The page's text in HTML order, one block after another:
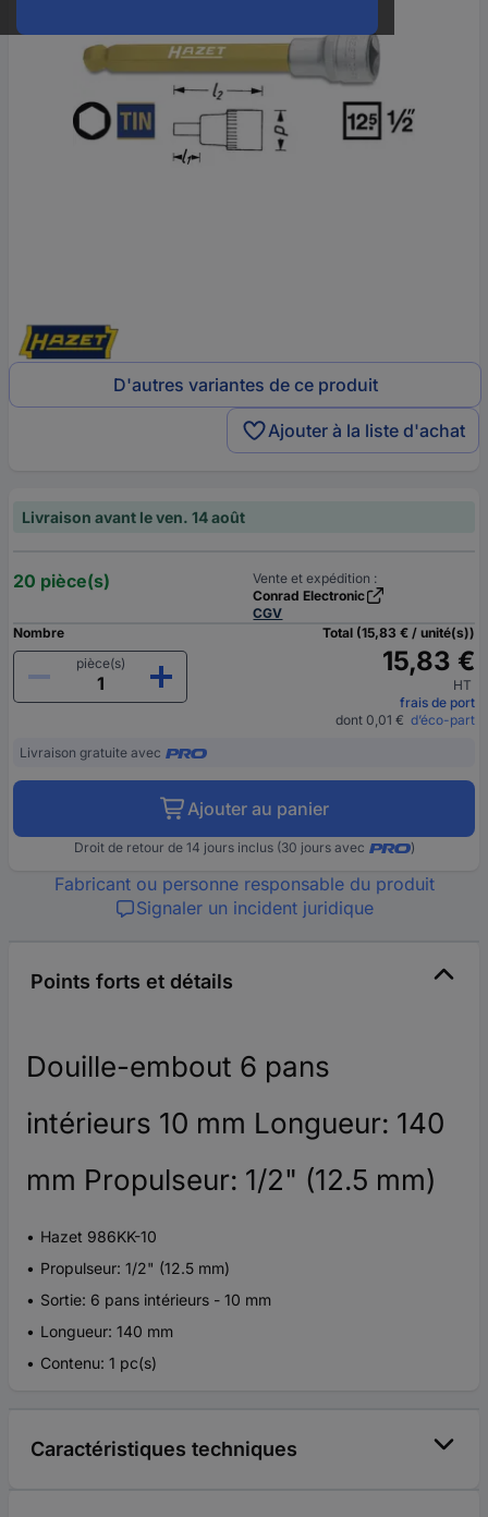
D'autres variantes de ce produit
Ajouter à la liste d'achat
Livraison avant le ven. 14 août
20 pièce(s)
Vente et expédition :
Conrad Electronic
CGV
Nombre
pièce(s)
Total (15,83 € / unité(s))
15,83 €
HT
frais de port
dont 0,01 € d’éco-part
Livraison gratuite avec
Ajouter au panier
Droit de retour de 14 jours inclus (30 jours avec )
Fabricant ou personne responsable du produit
Signaler un incident juridique
Points forts et détails
Douille-embout 6 pans
intérieurs 10 mm Longueur: 140
mm Propulseur: 1/2" (12.5 mm)
Hazet 986KK-10
Propulseur: 1/2" (12.5 mm)
Sortie: 6 pans intérieurs - 10 mm
Longueur: 140 mm
Contenu: 1 pc(s)
Caractéristiques techniques